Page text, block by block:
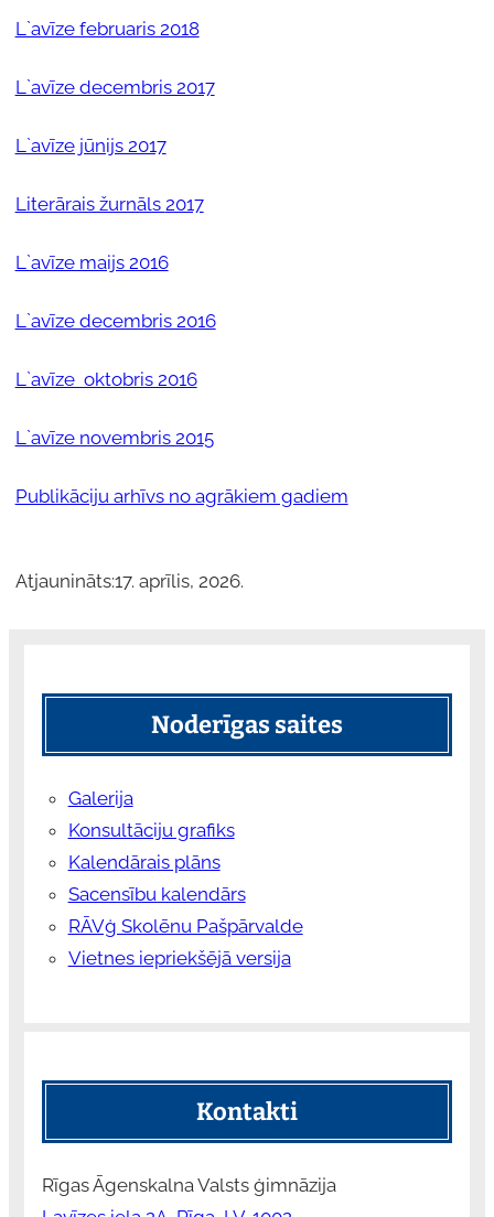
L`avīze februaris 2018
L`avīze decembris 2017
L`avīze jūnijs 2017
Literārais žurnāls 2017
L`avīze maijs 2016
L`avīze decembris 2016
L`avīze oktobris 2016
L`avīze novembris 2015
Publikāciju arhīvs no agrākiem gadiem
Atjaunināts:17. aprīlis, 2026.
Noderīgas saites
Galerija
Konsultāciju grafiks
Kalendārais plāns
Sacensību kalendārs
RĀVģ Skolēnu Pašpārvalde
Vietnes iepriekšējā versija
Kontakti
Rīgas Āgenskalna Valsts ģimnāzija